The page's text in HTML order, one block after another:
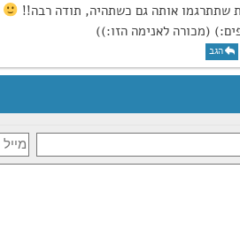
שתתרגמו אותה גם כשתהיה, תודה רבה!!
(מכורה לאנימה הזו:))
הגב